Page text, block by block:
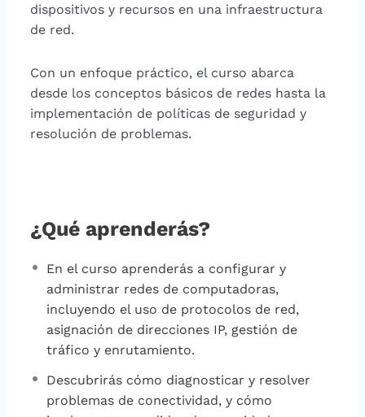
dispositivos y recursos en una infraestructura
de red.
Con un enfoque práctico, el curso abarca
desde los conceptos básicos de redes hasta la
implementación de políticas de seguridad y
resolución de problemas.
¿Qué aprenderás?
En el curso aprenderás a configurar y
administrar redes de computadoras,
incluyendo el uso de protocolos de red,
asignación de direcciones IP, gestión de
tráfico y enrutamiento.
Descubrirás cómo diagnosticar y resolver
problemas de conectividad, y cómo